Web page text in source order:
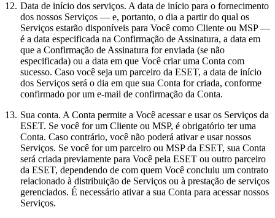
12. Data de início dos serviços. A data de início para o fornecimento
dos nossos Serviços — e, portanto, o dia a partir do qual os
Serviços estarão disponíveis para Você como Cliente ou MSP —
é a data especificada na Confirmação de Assinatura, a data em
que a Confirmação de Assinatura for enviada (se não
especificada) ou a data em que Você criar uma Conta com
sucesso. Caso você seja um parceiro da ESET, a data de início
dos Serviços será o dia em que sua Conta for criada, conforme
confirmado por um e-mail de confirmação da Conta.
13. Sua conta. A Conta permite a Você acessar e usar os Serviços da
ESET. Se você for um Cliente ou MSP, é obrigatório ter uma
Conta. Caso contrário, você não poderá ativar e usar nossos
Serviços. Se você for um parceiro ou MSP da ESET, sua Conta
será criada previamente para Você pela ESET ou outro parceiro
da ESET, dependendo de com quem Você concluiu um contrato
relacionado à distribuição de Serviços ou à prestação de serviços
gerenciados. É necessário ativar a sua Conta para acessar nossos
Serviços.